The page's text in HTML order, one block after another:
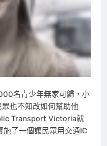
名青少年無家可歸，小
也不知改如何幫助他
Transport Victoria就
了一個讓民眾用交通IC